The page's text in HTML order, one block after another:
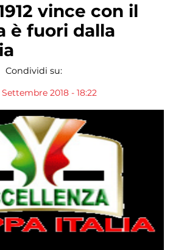
vince con il
è fuori dalla
Condividi su:
2018 - 18:22